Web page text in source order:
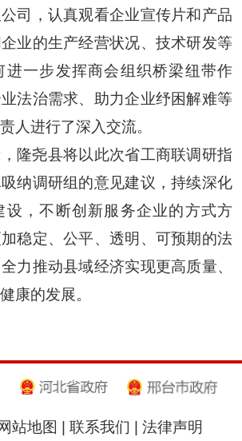
司，认真观看企业宣传片和产品
业的生产经营状况、技术研发等
进一步发挥商会组织桥梁纽带作
法治需求、助力企业纾困解难等
人进行了深入交流。
隆尧县将以此次省工商联调研指
纳调研组的意见建议，持续深化
设，不断创新服务企业的方式方
稳定、公平、透明、可预期的法
力推动县域经济实现更高质量、
康的发展。
站地图 | 联系我们 | 法律声明